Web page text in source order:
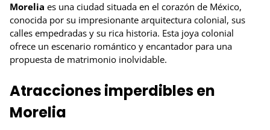
Morelia es una ciudad situada en el corazón de México,
conocida por su impresionante arquitectura colonial, sus
calles empedradas y su rica historia. Esta joya colonial
ofrece un escenario romántico y encantador para una
propuesta de matrimonio inolvidable.
Atracciones imperdibles en
Morelia